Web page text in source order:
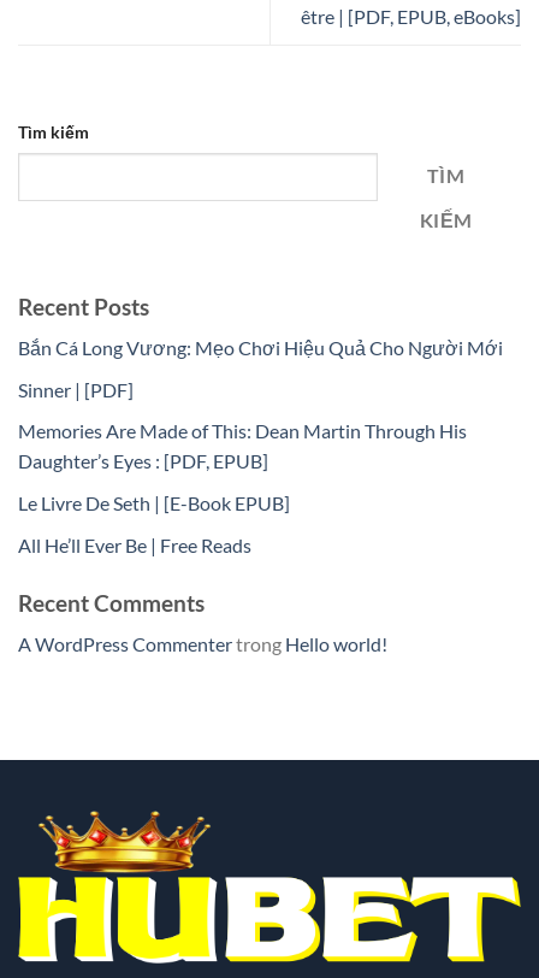
être | [PDF, EPUB, eBooks]
Tìm kiếm
TÌM
KIẾM
Recent Posts
Bắn Cá Long Vương: Mẹo Chơi Hiệu Quả Cho Người Mới
Sinner | [PDF]
Memories Are Made of This: Dean Martin Through His
Daughter’s Eyes : [PDF, EPUB]
Le Livre De Seth | [E-Book EPUB]
All He’ll Ever Be | Free Reads
Recent Comments
A WordPress Commentertrong Hello world!